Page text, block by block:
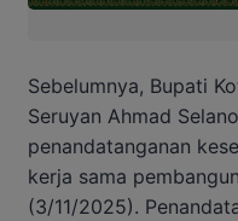
Sebelumnya, Bupati
Seruyan Ahmad
penandatanganan
kerja sama
(3/11/2025).